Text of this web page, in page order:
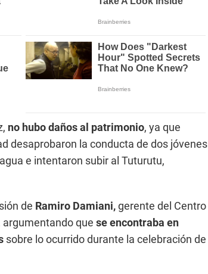
no hubo daños al patrimonio, ya que
desaprobaron la conducta de dos jóvenes
e intentaron subir al Tuturutu,
de Ramiro Damiani,gerente del Centro
que se encontraba en
sobre lo ocurrido durante la celebración de